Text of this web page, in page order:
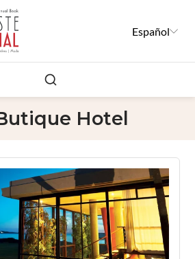
Español
Buscar
Hotel